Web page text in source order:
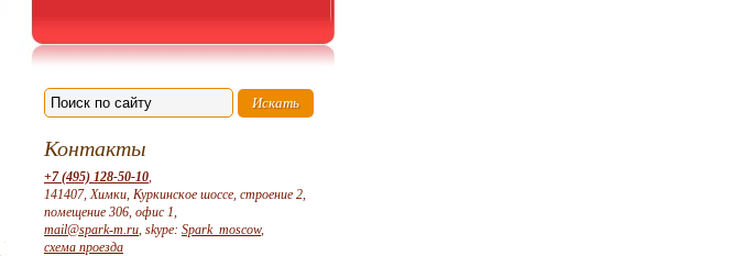
Контакты
+7 (495) 128-50-10,
141407, Химки, Куркинское шоссе, строение 2,
помещение 306, офис 1,
mail@spark-m.ru, skype: Spark_moscow,
схема проезда